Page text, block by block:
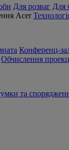
Для розваг Для
Конференц-
Обчислення
та